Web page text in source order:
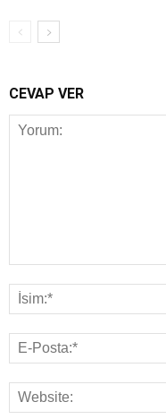
CEVAP VER